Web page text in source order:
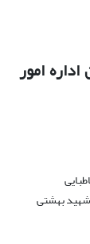
امور
بهشتی